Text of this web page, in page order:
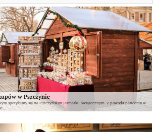
w Pszczynie
spotykamy się na Pszczyńskim Jarmarku Świątecznym. Z powodu pandemii w